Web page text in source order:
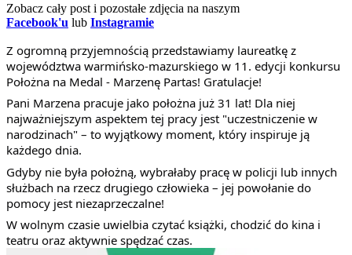
Zobacz cały post i pozostałe zdjęcia na naszym
Facebook'u lub Instagramie
Z ogromną przyjemnością przedstawiamy laureatkę z
województwa warmińsko-mazurskiego w 11. edycji konkursu
Położna na Medal - Marzenę Partas! Gratulacje!
Pani Marzena pracuje jako położna już 31 lat! Dla niej
najważniejszym aspektem tej pracy jest "uczestniczenie w
narodzinach" – to wyjątkowy moment, który inspiruje ją
każdego dnia.
Gdyby nie była położną, wybrałaby pracę w policji lub innych
służbach na rzecz drugiego człowieka – jej powołanie do
pomocy jest niezaprzeczalne!
W wolnym czasie uwielbia czytać książki, chodzić do kina i
teatru oraz aktywnie spędzać czas.